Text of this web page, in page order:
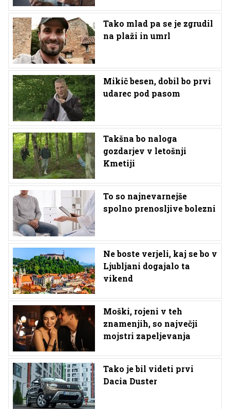
Tako mlad pa se je zgrudil
na plaži in umrl
Mikič besen, dobil bo prvi
udarec pod pasom
Takšna bo naloga
gozdarjev v letošnji
Kmetiji
To so najnevarnejše
spolno prenosljive bolezni
Ne boste verjeli, kaj se bo v
Ljubljani dogajalo ta
vikend
Moški, rojeni v teh
znamenjih, so največji
mojstri zapeljevanja
Tako je bil videti prvi
Dacia Duster